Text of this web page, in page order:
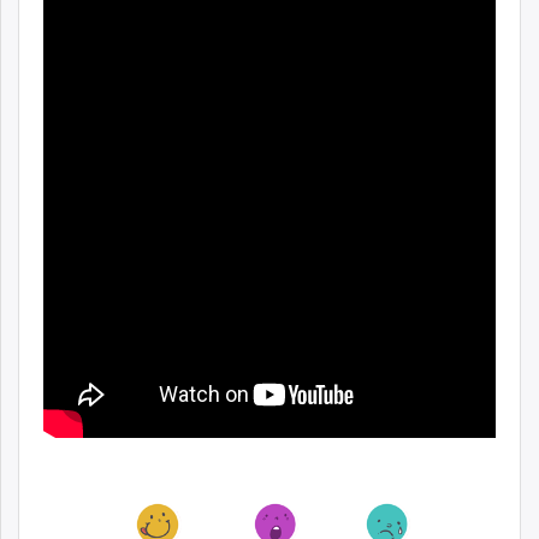
ugluu.mn
urlag.mn
unen.mn